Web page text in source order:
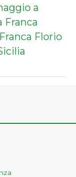
a
Franca
Franca Florio